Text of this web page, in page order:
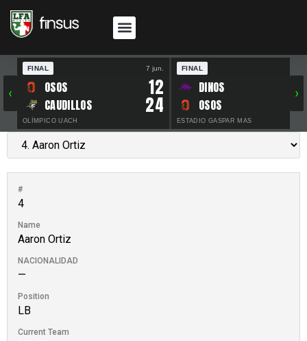
‹
FINAL 7 jun.
OSOS 12
CAUDILLOS 24
OLÍMPICO UACH
FINAL
DINOS
OSOS
ESTADIO GASPAR MAS
›
#
4
Name
Aaron Ortiz
NACIONALIDAD
—
Position
LB
Current Team